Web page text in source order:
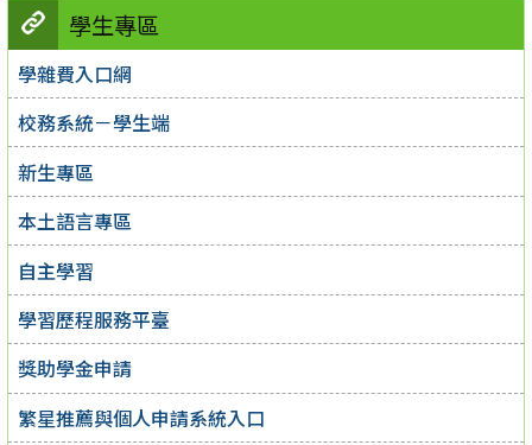
學生專區
學雜費入口網
校務系統－學生端
新生專區
本土語言專區
自主學習
學習歷程服務平臺
獎助學金申請
繁星推薦與個人申請系統入口